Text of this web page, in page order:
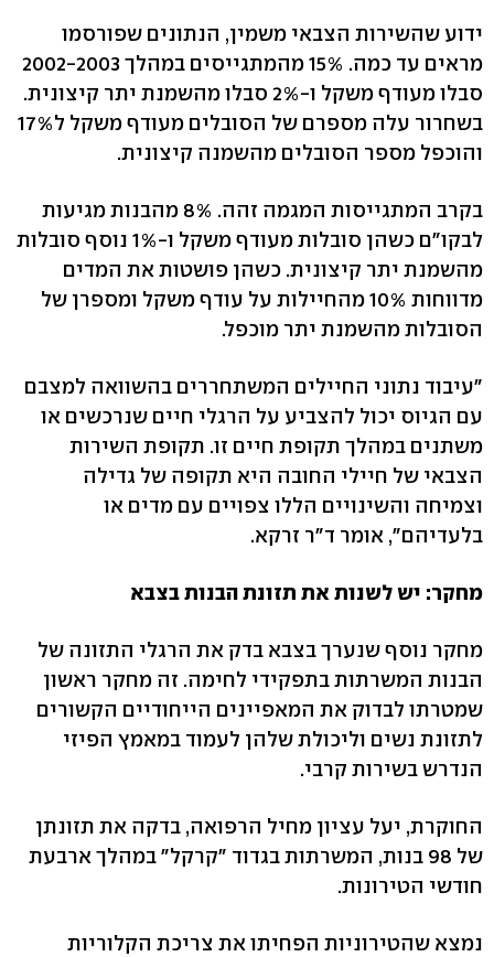
ידוע שהשירות הצבאי משמין, הנתונים שפורסמו
מראים עד כמה. 15% מהמתגייסים במהלך 2002-2003
סבלו מעודף משקל ו-2% סבלו מהשמנת יתר קיצונית.
בשחרור עלה מספרם של הסובלים מעודף משקל ל17%
והוכפל מספר הסובלים מהשמנה קיצונית.
בקרב המתגייסות המגמה זהה. 8% מהבנות מגיעות
לבקו"ם כשהן סובלות מעודף משקל ו-1% נוסף סובלות
מהשמנת יתר קיצונית. כשהן פושטות את המדים
מדווחות 10% מהחיילות על עודף משקל ומספרן של
הסובלות מהשמנת יתר מוכפל.
"עיבוד נתוני החיילים המשתחררים בהשוואה למצבם
עם הגיוס יכול להצביע על הרגלי חיים שנרכשים או
משתנים במהלך תקופת חיים זו. תקופת השירות
הצבאי של חיילי החובה היא תקופה של גדילה
וצמיחה והשינויים הללו צפויים עם מדים או
בלעדיהם", אומר ד"ר זרקא.
מחקר: יש לשנות את תזונת הבנות בצבא
מחקר נוסף שנערך בצבא בדק את הרגלי התזונה של
הבנות המשרתות בתפקידי לחימה. זה מחקר ראשון
שמטרתו לבדוק את המאפיינים הייחודיים הקשורים
לתזונת נשים וליכולת שלהן לעמוד במאמץ הפיזי
הנדרש בשירות קרבי.
החוקרת, יעל עציון מחיל הרפואה, בדקה את תזונתן
של 98 בנות, המשרתות בגדוד "קרקל" במהלך ארבעת
חודשי הטירונות.
נמצא שהטירוניות הפחיתו את צריכת הקלוריות